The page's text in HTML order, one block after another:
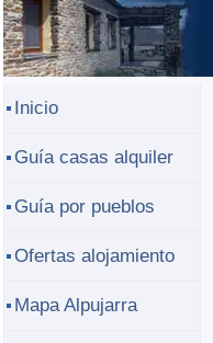
Inicio
Guía casas alquiler
Guía por pueblos
Ofertas alojamiento
Mapa Alpujarra